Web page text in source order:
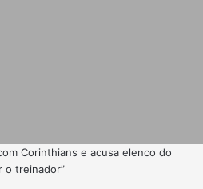
Corinthians e acusa elenco do
o treinador”